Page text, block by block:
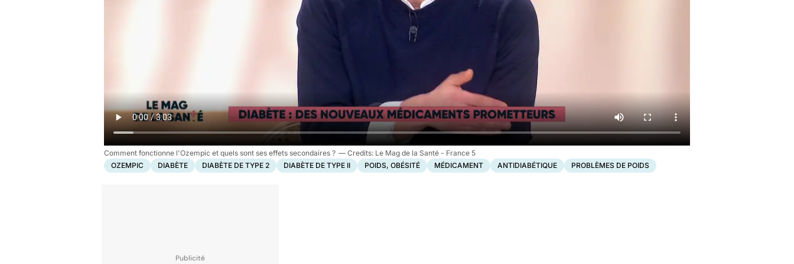
Comment fonctionne l'Ozempic et quels sont ses effets secondaires ?
Le Mag de la Santé - France 5
OZEMPIC
DIABÈTE DIABÈTE DE TYPE 2 DIABÈTE DE TYPE II POIDS, OBÉSITÉ MÉDICAMENT ANTIDIABÉTIQUE PROBLÈMES DE POIDS